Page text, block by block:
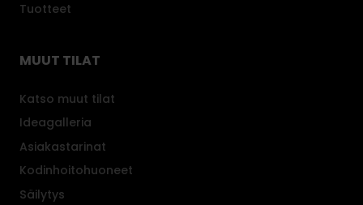
Tuotteet
MUUT TILAT
Katso muut tilat
Ideagalleria
Asiakastarinat
Kodinhoitohuoneet
Säilytys